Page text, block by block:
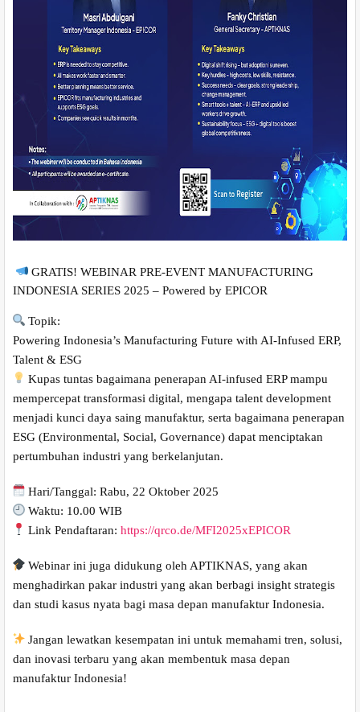
GRATIS! WEBINAR PRE-EVENT MANUFACTURING
INDONESIA SERIES 2025 – Powered by EPICOR
Topik:
Powering Indonesia’s Manufacturing Future with AI-Infused ERP,
Talent & ESG
Kupas tuntas bagaimana penerapan AI-infused ERP mampu
mempercepat transformasi digital, mengapa talent development
menjadi kunci daya saing manufaktur, serta bagaimana penerapan
ESG (Environmental, Social, Governance) dapat menciptakan
pertumbuhan industri yang berkelanjutan.
Hari/Tanggal: Rabu, 22 Oktober 2025
Waktu: 10.00 WIB
Link Pendaftaran: https://qrco.de/MFI2025xEPICOR
Webinar ini juga didukung oleh APTIKNAS, yang akan
menghadirkan pakar industri yang akan berbagi insight strategis
dan studi kasus nyata bagi masa depan manufaktur Indonesia.
Jangan lewatkan kesempatan ini untuk memahami tren, solusi,
dan inovasi terbaru yang akan membentuk masa depan
manufaktur Indonesia!